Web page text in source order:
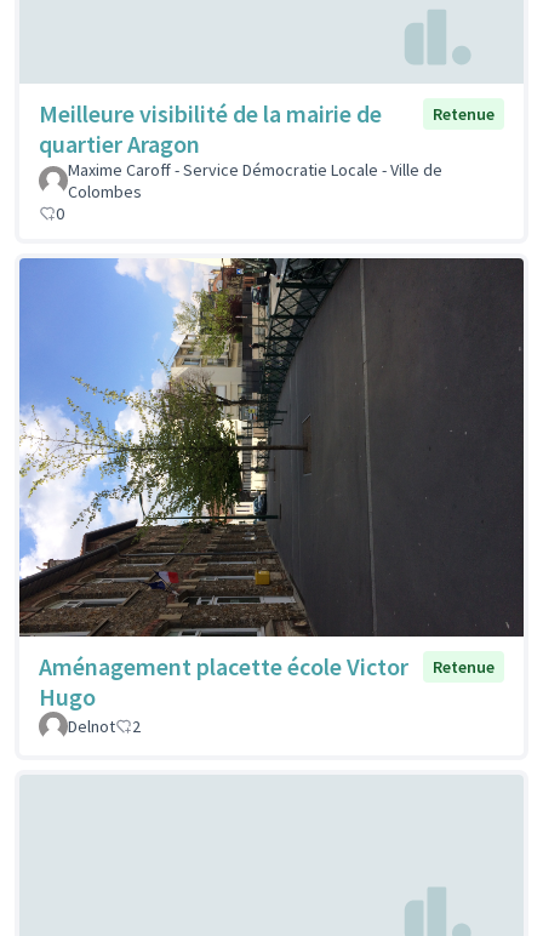
Meilleure visibilité de la mairie de
quartier Aragon
Retenue
Maxime Caroff - Service Démocratie Locale - Ville de
Colombes
0
Aménagement placette école Victor
Hugo
Retenue
Delnot 2